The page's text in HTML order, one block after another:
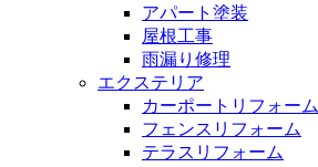
アパート塗装
屋根工事
雨漏り修理
エクステリア
カーポートリフォーム
フェンスリフォーム
テラスリフォーム